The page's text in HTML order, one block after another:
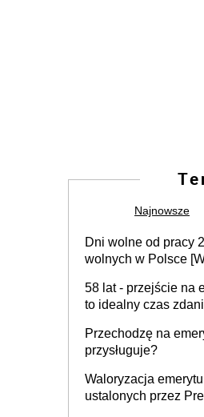
Najnowsze
Dni wolne od pracy
wolnych w Polsce
58 lat - przejście na
to idealny czas
dlaczego?
Przechodzę na
przysługuje?
Waloryzacja
ustalonych przez